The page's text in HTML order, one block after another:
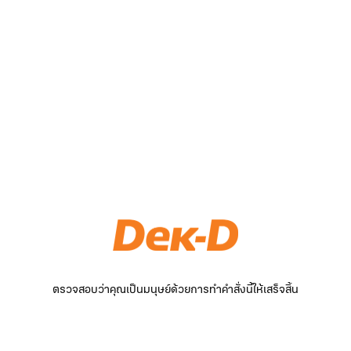
ตรวจสอบว่าคุณเป็นมนุษย์ด้วยการทำคำสั่งนี้ให้เสร็จสิ้น